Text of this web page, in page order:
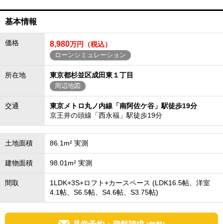
基本情報
価格 8,980万円（税込）
ローンシミュレーション
所在地 東京都杉並区成田東１丁目
周辺地図
交通
東京メトロ丸ノ内線「南阿佐ケ谷」駅徒歩19分
京王井の頭線「西永福」駅徒歩19分
土地面積 86.1m² 実測
建物面積 98.01m² 実測
間取
1LDK+3S+ロフト+カースペース (LDK16.5帖、洋室
4.1帖、S6.5帖、S4.6帖、S3.75帖)